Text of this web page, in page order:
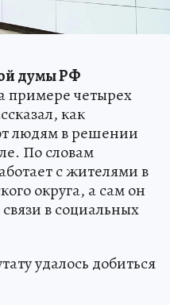
думы РФ
примере четырех
как
людям в решении
По словам
с жителями в
округа, а сам он
в социальных
удалось добиться